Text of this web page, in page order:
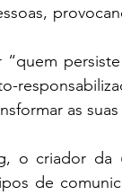
as suas
o criador da
de